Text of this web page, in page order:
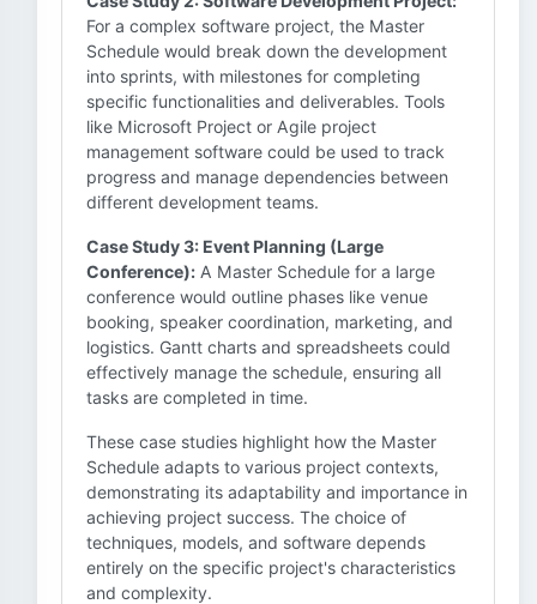
For a complex software project, the Master
Schedule would break down the development
into sprints, with milestones for completing
specific functionalities and deliverables. Tools
like Microsoft Project or Agile project
management software could be used to track
progress and manage dependencies between
different development teams.
Case Study 3: Event Planning (Large
Conference): A Master Schedule for a large
conference would outline phases like venue
booking, speaker coordination, marketing, and
logistics. Gantt charts and spreadsheets could
effectively manage the schedule, ensuring all
tasks are completed in time.
These case studies highlight how the Master
Schedule adapts to various project contexts,
demonstrating its adaptability and importance in
achieving project success. The choice of
techniques, models, and software depends
entirely on the specific project's characteristics
and complexity.